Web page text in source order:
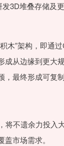
3D堆叠存储
木”架构，即通
从边缘到更大
最终形成可复
不遗余力投入
市场需求。